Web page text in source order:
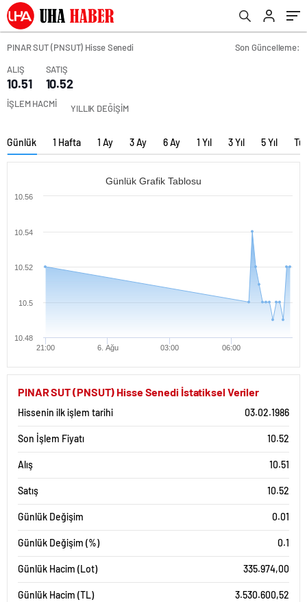
PINAR SUT (PNSUT) Hisse Senedi
Son Güncelleme:
ALIŞ
10.51
SATIŞ
10.52
İŞLEM HACMİ YILLIK DEĞİŞİM
Günlük 1 Hafta 1 Ay 3 Ay 6 Ay 1 Yıl 3 Yıl 5 Yıl
Günlük Grafik Tablosu
21:00 6. Ağu 03:00 06:00
10.48
10.5
10.52
10.54
10.56
PINAR SUT (PNSUT) Hisse Senedi İstatiksel Veriler
Hissenin ilk işlem tarihi 03.02.1986
Son İşlem Fiyatı 10.52
Alış 10.51
Satış 10.52
Günlük Değişim 0.01
Günlük Değişim (%) 0.1
Günlük Hacim (Lot) 335.974,00
Günlük Hacim (TL) 3.530.600,52